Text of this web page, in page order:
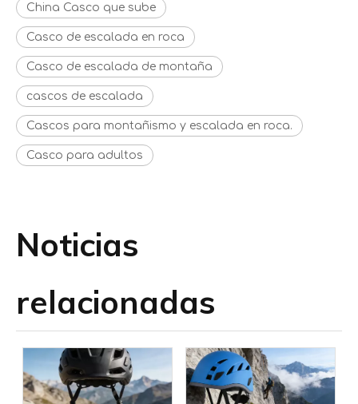
China Casco que sube
Casco de escalada en roca
Casco de escalada de montaña
cascos de escalada
Cascos para montañismo y escalada en roca.
Casco para adultos
Noticias
relacionadas